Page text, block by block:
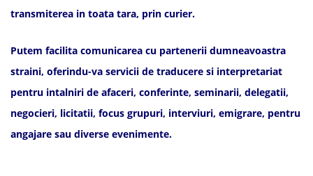
transmiterea in toata tara, prin curier.
Putem facilita comunicarea cu partenerii dumneavoastra
straini, oferindu-va servicii de traducere si interpretariat
pentru intalniri de afaceri, conferinte, seminarii, delegatii,
negocieri, licitatii, focus grupuri, interviuri, emigrare, pentru
angajare sau diverse evenimente.